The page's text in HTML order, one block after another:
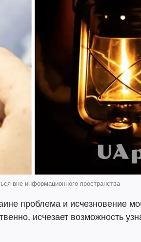
вне информационного пространства
проблема и исчезновение
исчезает возможность